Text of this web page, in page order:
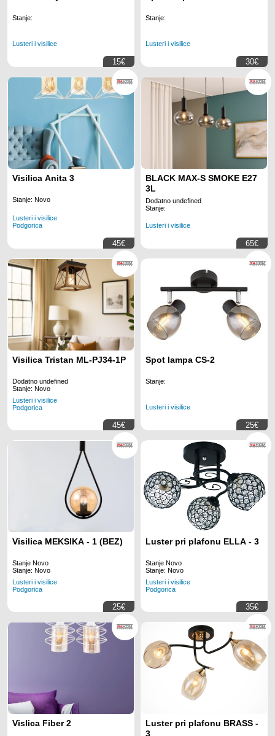
Stanje:
Lusteri i visilice
15€
Stanje:
Lusteri i visilice
30€
Visilica Anita 3
Stanje: Novo
Lusteri i visilice
Podgorica
45€
BLACK MAX-S SMOKE E27
3L
Dodatno undefined
Stanje:
Lusteri i visilice
65€
Visilica Tristan ML-PJ34-1P
Dodatno undefined
Stanje: Novo
Lusteri i visilice
Podgorica
45€
Spot lampa CS-2
Stanje:
Lusteri i visilice
25€
Visilica MEKSIKA - 1 (BEZ)
Stanje Novo
Stanje: Novo
Lusteri i visilice
Podgorica
25€
Luster pri plafonu ELLA - 3
Stanje Novo
Stanje: Novo
Lusteri i visilice
Podgorica
35€
Vislica Fiber 2
Luster pri plafonu BRASS -
3